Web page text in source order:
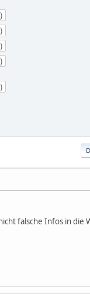
falsche Infos in die